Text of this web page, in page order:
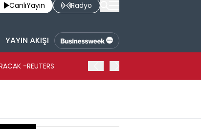
CanlıYayın Radyo
YAYIN AKIŞI
-REUTERS